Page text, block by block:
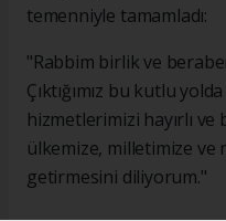
temenniyle tamamladı:
"Rabbim birlik ve
Çıktığımız bu kutlu
hizmetlerimizi hayırlı ve
ülkemize, milletimize ve
getirmesini diliyorum."